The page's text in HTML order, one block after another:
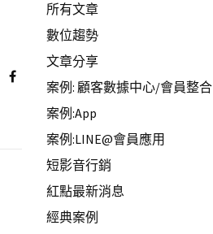
所有文章
數位趨勢
文章分享
案例: 顧客數據中心/會員整合
案例:App
案例:LINE@會員應用
短影音行銷
紅點最新消息
經典案例